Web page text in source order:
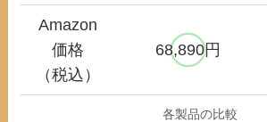
Amazon
価格
（税込）
68,890円
各製品の比較